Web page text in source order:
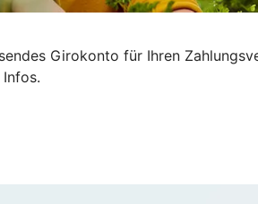
Girokonto für Ihren